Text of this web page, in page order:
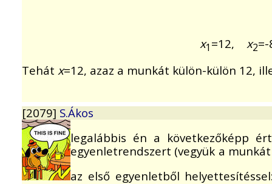
x1 =12, x2
Tehát x=12, azaz a munkát külön-külön 12,
[2079] S.Ákos
legalábbis én a következőképp
egyenletrendszert (vegyük a
az első egyenletből